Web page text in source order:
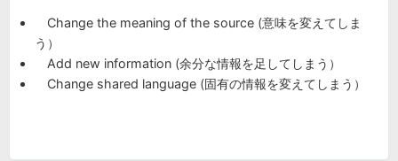
Change the meaning of the source (意味を変えてしま
う）
Add new information (余分な情報を足してしまう）
Change shared language (固有の情報を変えてしまう）